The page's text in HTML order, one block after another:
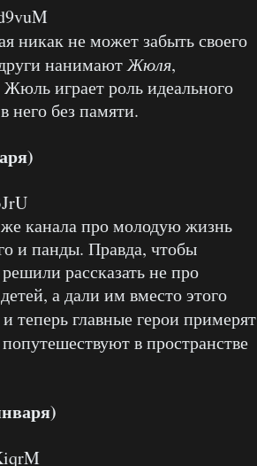
никак не может забыть своего
нанимаютЖюля,
играет роль идеального
него без памяти.
канала про молодую жизнь
и панды. Правда, чтобы
рассказать не про
а дали им вместо этого
теперь главные герои примерят
в пространстве